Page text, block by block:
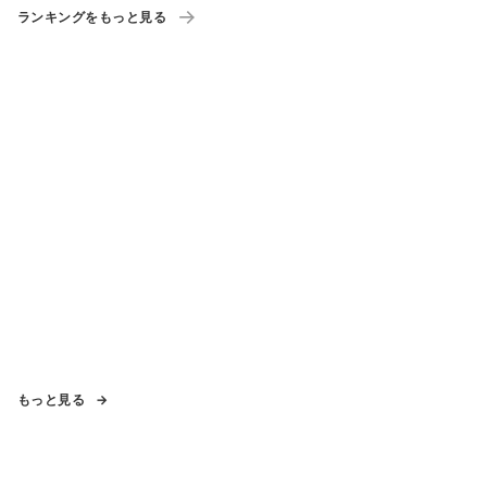
ランキングをもっと見る
もっと見る